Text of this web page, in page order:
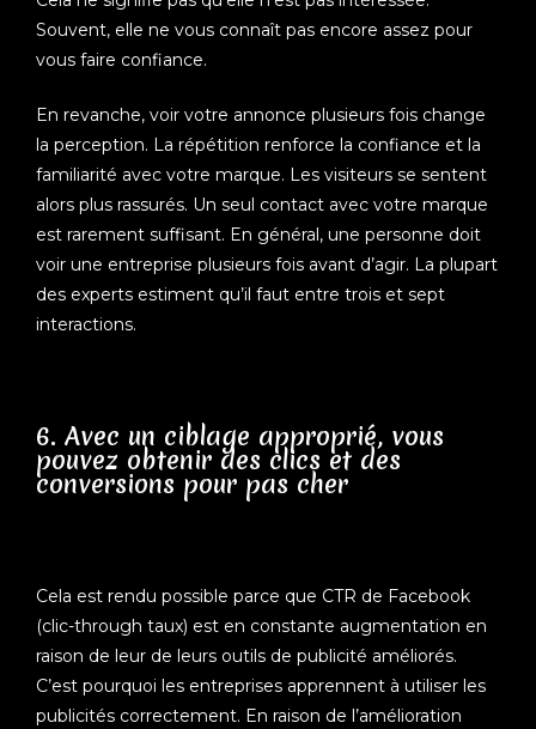
Souvent, elle ne vous connaît pas encore assez pour
vous faire confiance.
En revanche, voir votre annonce plusieurs fois change
la perception. La répétition renforce la confiance et la
familiarité avec votre marque. Les visiteurs se sentent
alors plus rassurés. Un seul contact avec votre marque
est rarement suffisant. En général, une personne doit
voir une entreprise plusieurs fois avant d’agir. La plupart
des experts estiment qu’il faut entre trois et sept
interactions.
6. Avec un ciblage approprié, vous
pouvez obtenir des clics et des
conversions pour pas cher
Cela est rendu possible parce que CTR de Facebook
(clic-through taux) est en constante augmentation en
raison de leur de leurs outils de publicité améliorés.
C’est pourquoi les entreprises apprennent à utiliser les
publicités correctement. En raison de l’amélioration